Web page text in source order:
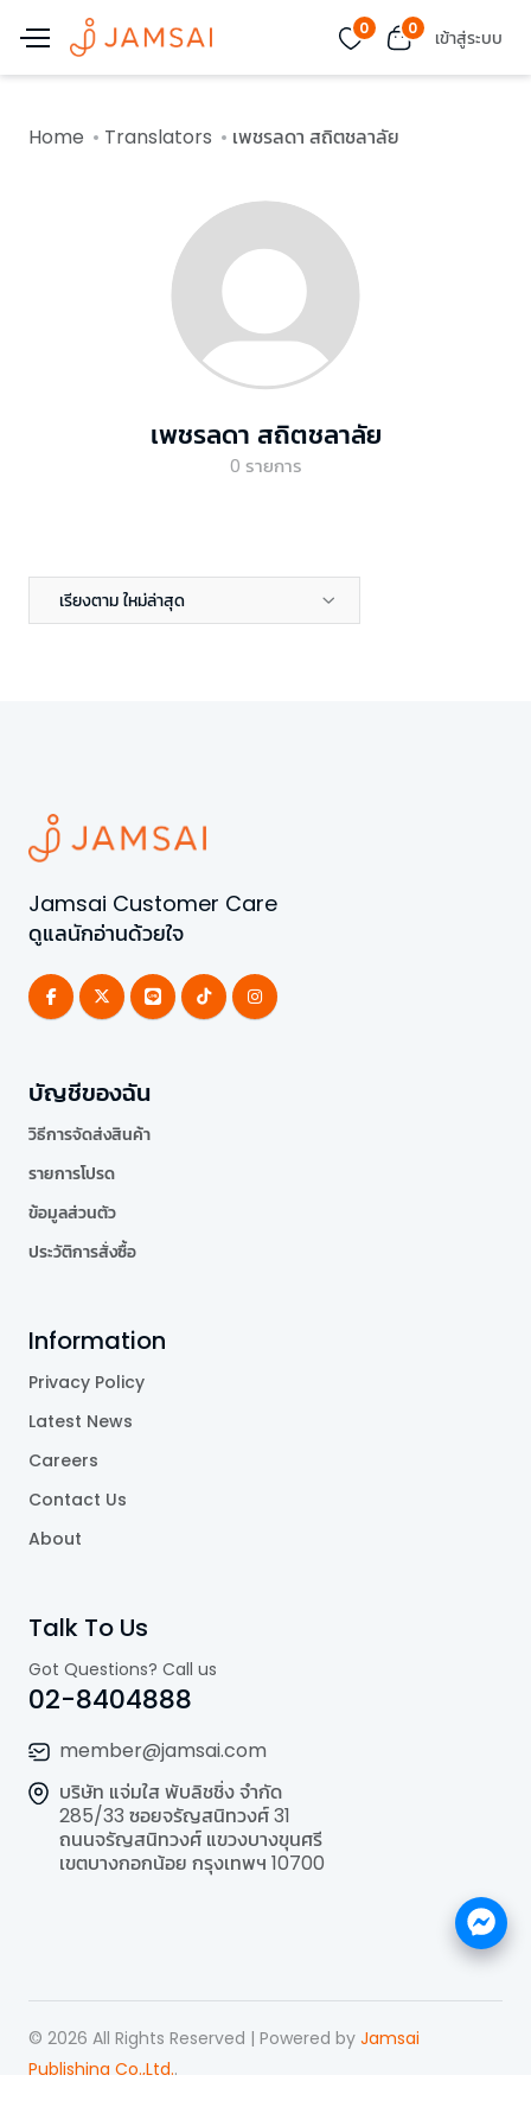
0 0 เข้าสู่ระบบ
Home Translators เพชรลดา สถิตชลาลัย
เพชรลดา สถิตชลาลัย
0 รายการ
เรียงตาม ใหม่ล่าสุด
Jamsai Customer Care
ดูแลนักอ่านด้วยใจ
บัญชีของฉัน
วิธีการจัดส่งสินค้า
รายการโปรด
ข้อมูลส่วนตัว
ประวัติการสั่งซื้อ
Information
Privacy Policy
Latest News
Careers
Contact Us
About
Talk To Us
Got Questions? Call us
02-8404888
member@jamsai.com
บริษัท แจ่มใส พับลิชชิ่ง จำกัด
285/33 ซอยจรัญสนิทวงศ์ 31
ถนนจรัญสนิทวงศ์ แขวงบางขุนศรี
เขตบางกอกน้อย กรุงเทพฯ 10700
© 2026 All Rights Reserved | Powered by Jamsai
Publishing Co.,Ltd..